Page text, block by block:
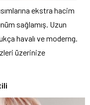
ekstra hacim
sağlamış. Uzun
havalı ve moderng.
üzerinize